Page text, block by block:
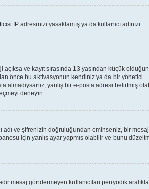
IP adresinizi yasaklamış ya da kullanıcı adınızı
ve kayıt sırasında 13 yaşından küçük
önce bu aktivasyonun kendiniz ya da bir yönetici
almadıysanız, yanlış bir e-posta adresi belirtmiş
deneyin.
adı ve şifrenizin doğruluğundan eminseniz, bir
için yanlış ayar yapmış olabilir ve bunu
mesaj göndermeyen kullanıcıları periyodik